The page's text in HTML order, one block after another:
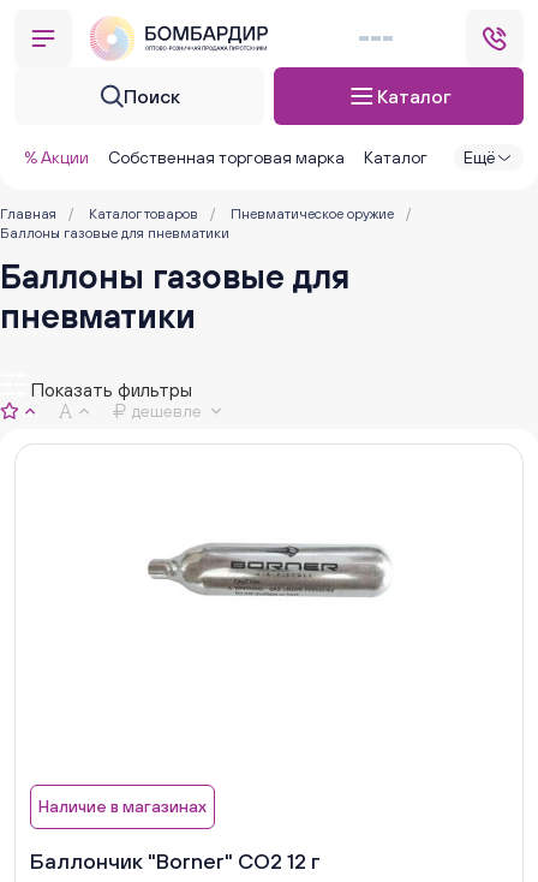
Поиск Каталог
% Акции Собственная торговая марка Каталог Ещё
Главная / Каталог товаров / Пневматическое оружие
/
Баллоны газовые для пневматики
Баллоны газовые для
пневматики
Показать фильтры
дешевле
Наличие в магазинах
Баллончик "Borner" СО2 12 г